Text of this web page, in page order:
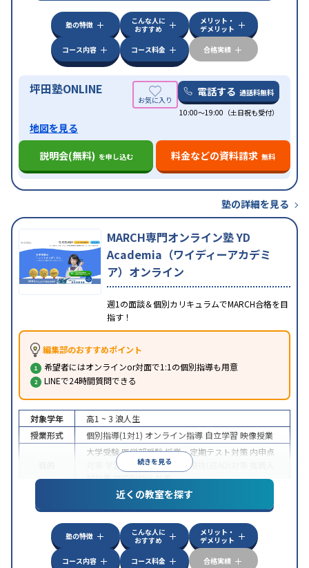
特徴
中高一貫校生に対応授業の振替可能 不登校生に対
学習にPC・タブレットを利用オンライン対応
科目から受講可能季節講習のみの受講可発達障害
の子どもに対応
塾の特徴
こんな人に
おすすめ
メリット・
デメリット
コース内容
コース料金 合格実績
坪田塾ONLINE 電話する 通話料無料
10:00～19:00（土日祝も受付）
地図を見る
説明会(無料) を申し込む 料金などの資料請求 無料
塾の詳細を見る
MARCH専門オンライン塾 YD
Academia（ワイディーアカデミ
ア）オンライン
週1の面談＆個別カリキュラムでMARCH合格を目
指す！
編集部のおすすめポイント
希望者にはオンラインor対面で1:1の個別指導も用意
LINEで24時間質問できる
続きを見る
対象学年 高1 ~ 3 浪人生
授業形式
個別指導(1対1) オンライン指導 自立学習 映像授業
大学受験医学部受験授業・定期テスト対策 内申点
学習習慣の定着 総合型選抜(旧AO)対策
試対策学校別特化対策
特徴
中高一貫校生に対応授業の振替可能
学習にPC・タブレットを利用オンライン対応1
科目から受講可能
近くの教室を探す
塾の特徴
こんな人に
おすすめ
メリット・
デメリット
コース内容
コース料金 合格実績